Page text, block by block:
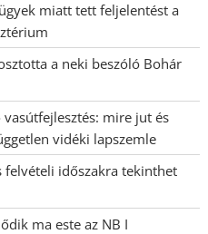
miatt tett feljelentést a
a neki beszóló Bohár
mire jut és
vidéki lapszemle
felvételi időszakra tekinthet
ma este az NB I